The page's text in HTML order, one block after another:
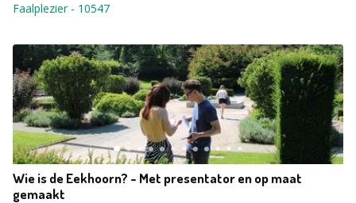
Faalplezier- 10547
Wie is de Eekhoorn? - Met presentator en op maat
gemaakt